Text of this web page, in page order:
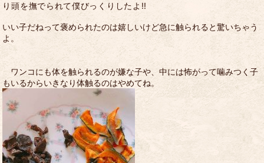
り頭を撫でられて僕びっくりしたよ !!
いい子だねって褒められたのは嬉しいけど急に触られると驚いちゃう
よ。
ワンコにも体を触られるのが嫌な子や、中には怖がって噛みつく子
もいるからいきなり体触るのはやめてね。